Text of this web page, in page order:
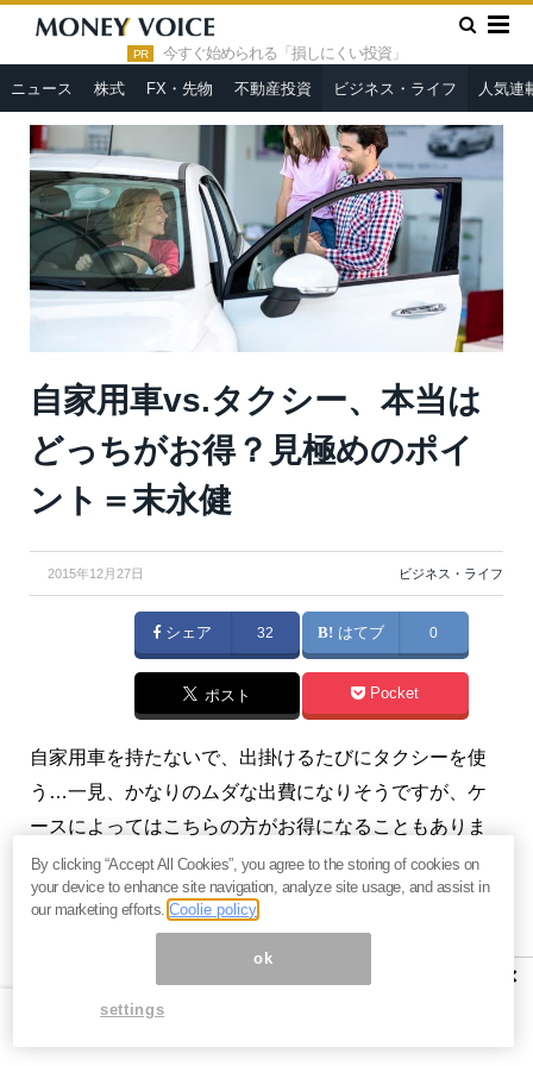
PR 今すぐ始められる「損しにくい投資」
ニュース 株式 FX・先物 不動産投資 ビジネス・ライフ 人気連
HOME » ビジネス・ライフ
自家用車vs.タクシー、本当はど
っちがお得？見極めのポイント＝末永健
自家用車vs.タクシー、本当は
どっちがお得？見極めのポイ
ント＝末永健
2015年12月27日 ビジネス・ライフ
シェア 32 はてブ 0
ポスト Pocket
自家用車を持たないで、出掛けるたびにタクシーを使
う…一見、かなりのムダな出費になりそうですが、ケ
ースによってはこちらの方がお得になることもありま
す。（『家計簿ナシでもラクラク節約！お金と保険の
知恵公開！』FP末永健）
計算しなきゃ分からない！「自家
用車とタクシー、どっちがお
×
By clicking “Accept All Cookies”, you agree to the storing of cookies on
your device to enhance site navigation, analyze site usage, and assist in
our marketing efforts.Coolie policy
ok
settings